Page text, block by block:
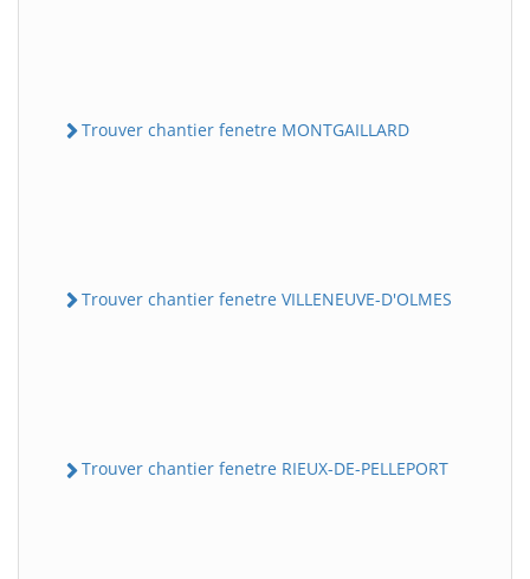
Trouver chantier fenetre MONTGAILLARD
Trouver chantier fenetre VILLENEUVE-D'OLMES
Trouver chantier fenetre RIEUX-DE-PELLEPORT